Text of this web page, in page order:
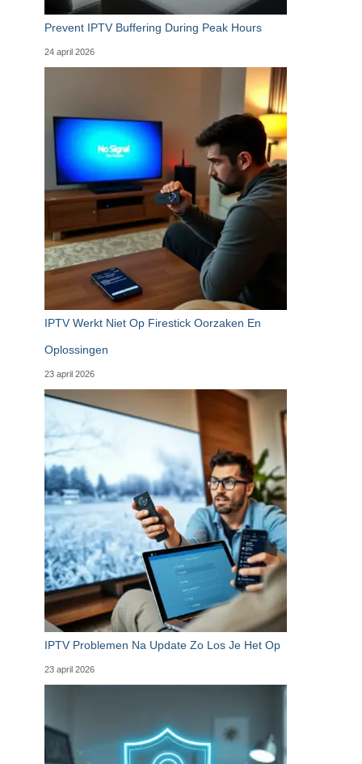
Prevent IPTV Buffering During Peak Hours
24 april 2026
IPTV Werkt Niet Op Firestick Oorzaken En
Oplossingen
23 april 2026
IPTV Problemen Na Update Zo Los Je Het Op
23 april 2026